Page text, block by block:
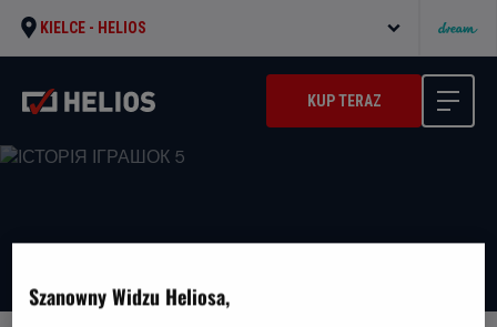
KIELCE - HELIOS
KUP TERAZ
Szanowny Widzu Heliosa,